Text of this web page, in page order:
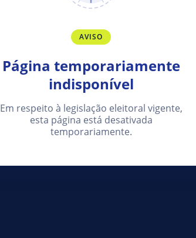
AVISO
Página temporariamente
indisponível
Em respeito à legislação eleitoral vigente,
esta página está desativada
temporariamente.